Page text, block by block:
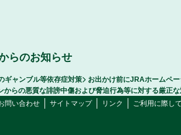
らのお知らせ
ギャンブル等依存症対策
お出かけ前にJRAホームペ
からの悪質な誹謗中傷および脅迫行為等に対する厳正
問い合わせ
サイトマップ リンク ご利用に際し